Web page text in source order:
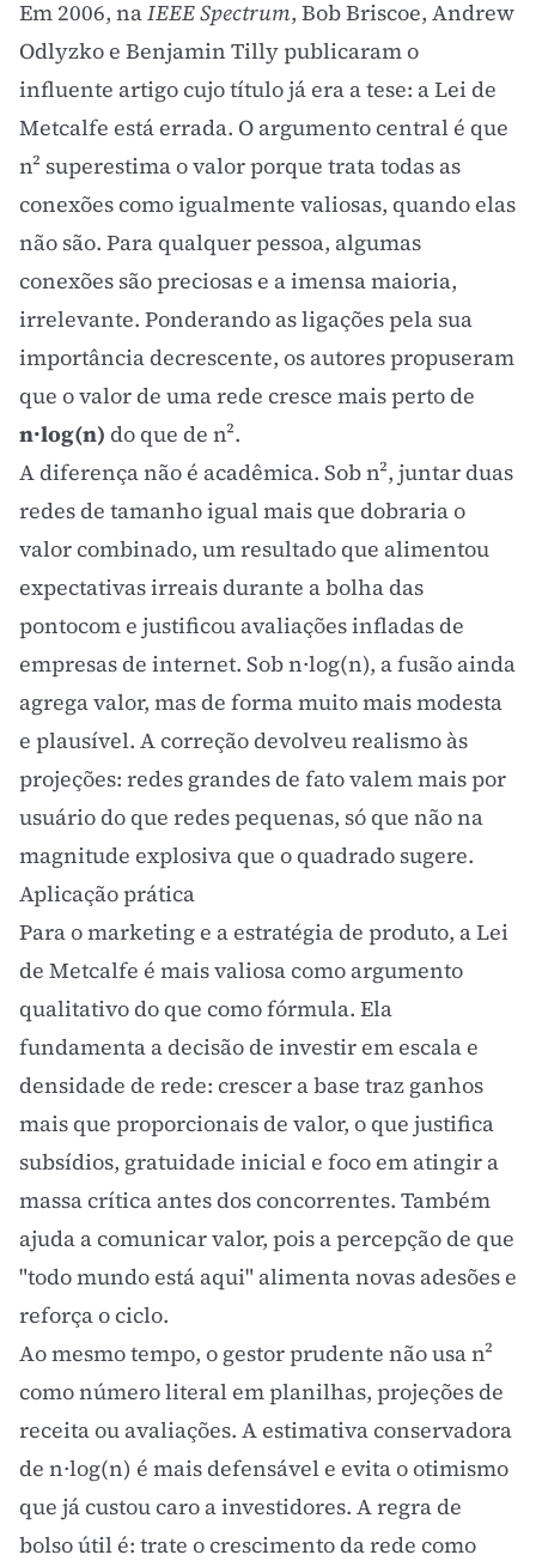
Em 2006, naIEEE Spectrum, Bob Briscoe, Andrew
Odlyzko e Benjamin Tilly publicaram o
influente artigo cujo título já era a tese: a Lei de
Metcalfe está errada. O argumento central é que
n² superestima o valor porque trata todas as
conexões como igualmente valiosas, quando elas
não são. Para qualquer pessoa, algumas
conexões são preciosas e a imensa maioria,
irrelevante. Ponderando as ligações pela sua
importância decrescente, os autores propuseram
que o valor de uma rede cresce mais perto de
n·log(n) do que de n².
A diferença não é acadêmica. Sob n², juntar duas
redes de tamanho igual mais que dobraria o
valor combinado, um resultado que alimentou
expectativas irreais durante a bolha das
pontocom e justificou avaliações infladas de
empresas de internet. Sob n·log(n), a fusão ainda
agrega valor, mas de forma muito mais modesta
e plausível. A correção devolveu realismo às
projeções: redes grandes de fato valem mais por
usuário do que redes pequenas, só que não na
magnitude explosiva que o quadrado sugere.
Aplicação prática
Para o marketing e a estratégia de produto, a Lei
de Metcalfe é mais valiosa como argumento
qualitativo do que como fórmula. Ela
fundamenta a decisão de investir em escala e
densidade de rede: crescer a base traz ganhos
mais que proporcionais de valor, o que justifica
subsídios, gratuidade inicial e foco em atingir a
massa crítica antes dos concorrentes. Também
ajuda a comunicar valor, pois a percepção de que
"todo mundo está aqui" alimenta novas adesões e
reforça o ciclo.
Ao mesmo tempo, o gestor prudente não usa n²
como número literal em planilhas, projeções de
receita ou avaliações. A estimativa conservadora
de n·log(n) é mais defensável e evita o otimismo
que já custou caro a investidores. A regra de
bolso útil é: trate o crescimento da rede como